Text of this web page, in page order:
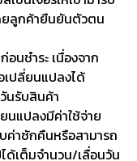
ยลูกค้ายืนยันตัวตน
นชำระ เนื่องจาก
เปลี่ยนแปลงได้
นรับสินค้า
นแปลงมีค่าใช้จ่าย
าซักคืนหรือสามารถ
ด้เต็มจำนวน/เลื่อนวัน